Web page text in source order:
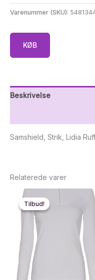
Varenummer (SKU):
KØB
Beskrivelse
Samshield, Strik, Lidia
Relaterede varer
Tilbud!
Tilbud!